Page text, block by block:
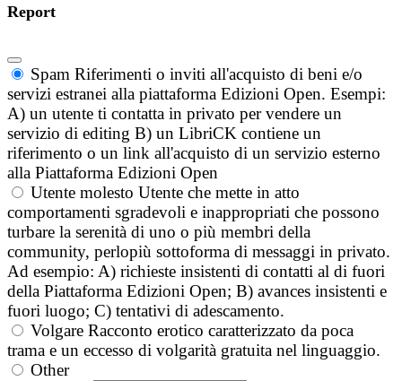
Report
Spam Riferimenti o inviti all'acquisto di beni e/o
servizi estranei alla piattaforma Edizioni Open. Esempi:
A) un utente ti contatta in privato per vendere un
servizio di editing B) un LibriCK contiene un
riferimento o un link all'acquisto di un servizio esterno
alla Piattaforma Edizioni Open
Utente molesto Utente che mette in atto
comportamenti sgradevoli e inappropriati che possono
turbare la serenità di uno o più membri della
community, perlopiù sottoforma di messaggi in privato.
Ad esempio: A) richieste insistenti di contatti al di fuori
della Piattaforma Edizioni Open; B) avances insistenti e
fuori luogo; C) tentativi di adescamento.
Volgare Racconto erotico caratterizzato da poca
trama e un eccesso di volgarità gratuita nel linguaggio.
Other